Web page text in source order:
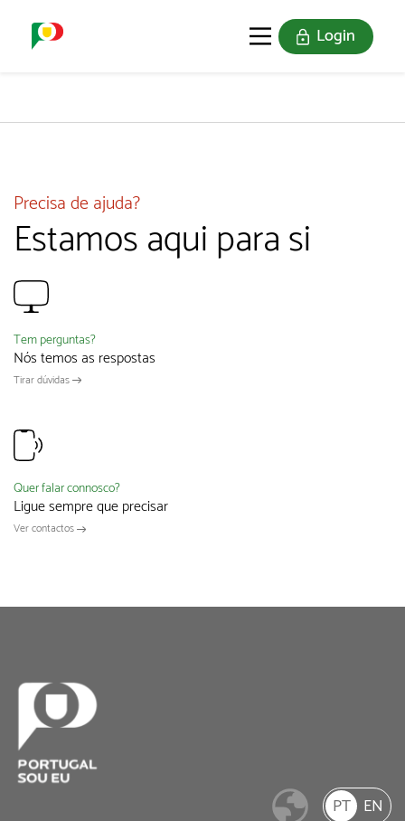
Login
Precisa de ajuda?
Estamos aqui para si
Tem perguntas?
Nós temos as respostas
Tirar dúvidas
Quer falar connosco?
Ligue sempre que precisar
Ver contactos
PT EN